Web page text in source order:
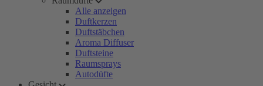
Alle anzeigen
Duftkerzen
Duftstäbchen
Aroma Diffuser
Duftsteine
Raumsprays
Autodüfte